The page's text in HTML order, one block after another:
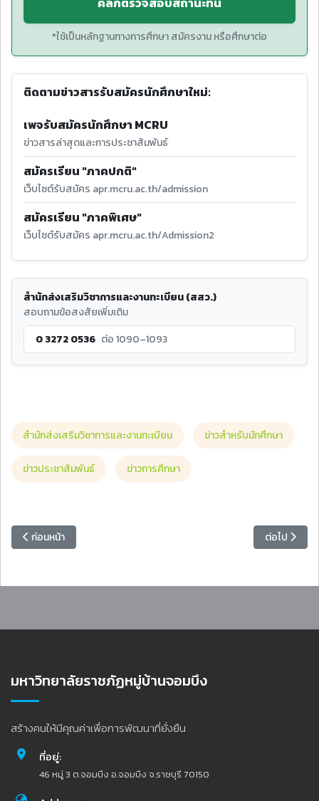
*ใช้เป็นหลักฐานทางการศึกษา สมัครงาน หรือศึกษาต่อ
ติดตามข่าวสารรับสมัครนักศึกษาใหม่:
เพจรับสมัครนักศึกษา MCRU
ข่าวสารล่าสุดและการประชาสัมพันธ์
สมัครเรียน "ภาคปกติ"
เว็บไซต์รับสมัคร apr.mcru.ac.th/admission
สมัครเรียน "ภาคพิเศษ"
เว็บไซต์รับสมัคร apr.mcru.ac.th/Admission2
สำนักส่งเสริมวิชาการและงานทะเบียน (สสว.)
สอบถามข้อสงสัยเพิ่มเติม
0 3272 0536 ต่อ 1090–1093
สำนักส่งเสริมวิชาการและงานทะเบียน ข่าวสำหรับนักศึกษา
ข่าวประชาสัมพันธ์ ข่าวการศึกษา
เนื้อหาก่อนหน้า: แจ้งนักศึกษากู้ยืมเงิน กยศ. ภาคเรียนที่ 2/2568 นำส่งเอ
ก่อนหน้า เนื้อหาถัดไป
ต่อไป
มหาวิทยาลัยราชภัฏหมู่บ้านจอมบึง
สร้างคนให้มีคุณค่าเพื่อการพัฒนาที่ยั่งยืน
ที่อยู่:
46 หมู่ 3 ต.จอมบึง อ.จอมบึง จ.ราชบุรี 70150